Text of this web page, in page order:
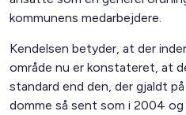
kommunens medarbejdere.
Kendelsen betyder, at der
område nu er konstateret, at
standard end den, der gjaldt
domme så sent som i 2004